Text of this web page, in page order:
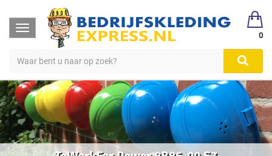
Toggle
navigation
0